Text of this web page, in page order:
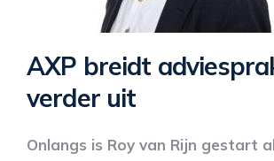
AXP breidt
verder uit
Onlangs is Roy van Rijn gestart